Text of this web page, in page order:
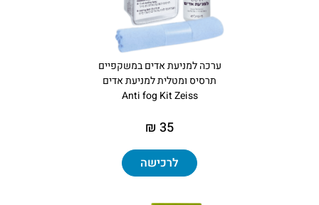
ערכה למניעת אדים במשקפיים
תרסיס ומטלית למניעת אדים
Anti fog Kit Zeiss
35 ₪
לרכישה